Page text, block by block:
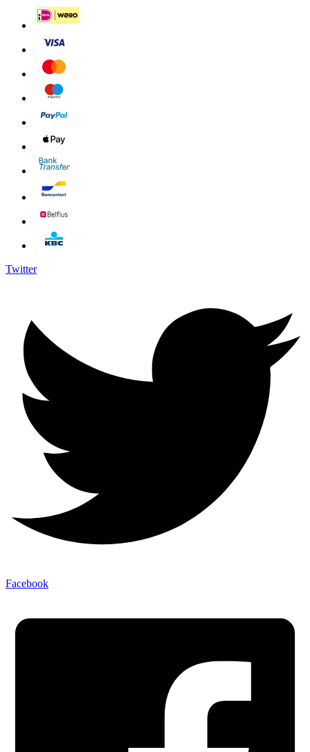
Twitter
Facebook